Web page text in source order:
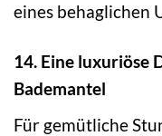
eines behaglichen
14. Eine luxuriöse
Bademantel
Für gemütliche